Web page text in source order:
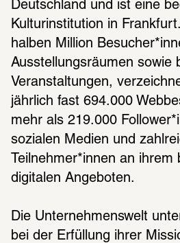
Deutschland und ist eine
Kulturinstitution in
halben Million
Ausstellungsräumen sowie
Veranstaltungen,
jährlich fast 694.000
mehr als 219.000
sozialen Medien und
Teilnehmer*innen an
digitalen Angeboten.
Die Unternehmenswelt
bei der Erfüllung ihrer